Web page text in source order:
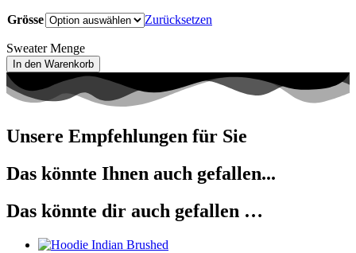
Grösse Zurücksetzen
Sweater Menge
In den Warenkorb
Unsere Empfehlungen für Sie
Das könnte Ihnen auch gefallen...
Das könnte dir auch gefallen …